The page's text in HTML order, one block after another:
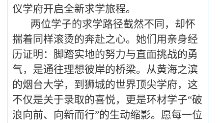
仪学府开启全新求学旅程。
两位学子的求学路径截然不同，却怀
揣着同样滚烫的奔赴之心。她们用亲身经
历证明：脚踏实地的努力与直面挑战的勇
气，是通往理想彼岸的桥梁。从黄海之滨
的烟台大学，到狮城的世界顶尖学府，这
不仅是关于录取的喜悦，更是环材学子“破
浪向前、向新而行”的生动缩影。愿每一位